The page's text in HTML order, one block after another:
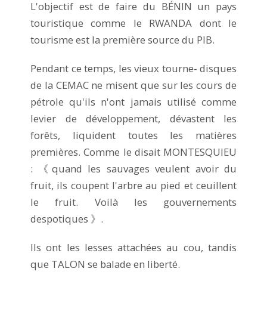
L'objectif est de faire du BÉNIN un pays
touristique comme le RWANDA dont le
tourisme est la première source du PIB.
Pendant ce temps, les vieux tourne- disques
de la CEMAC ne misent que sur les cours de
pétrole qu'ils n'ont jamais utilisé comme
levier de développement, dévastent les
forêts, liquident toutes les matières
premières. Comme le disait MONTESQUIEU
: 《quand les sauvages veulent avoir du
fruit, ils coupent l'arbre au pied et ceuillent
le fruit. Voilà les gouvernements
despotiques 》.
Ils ont les lesses attachées au cou, tandis
que TALON se balade en liberté.